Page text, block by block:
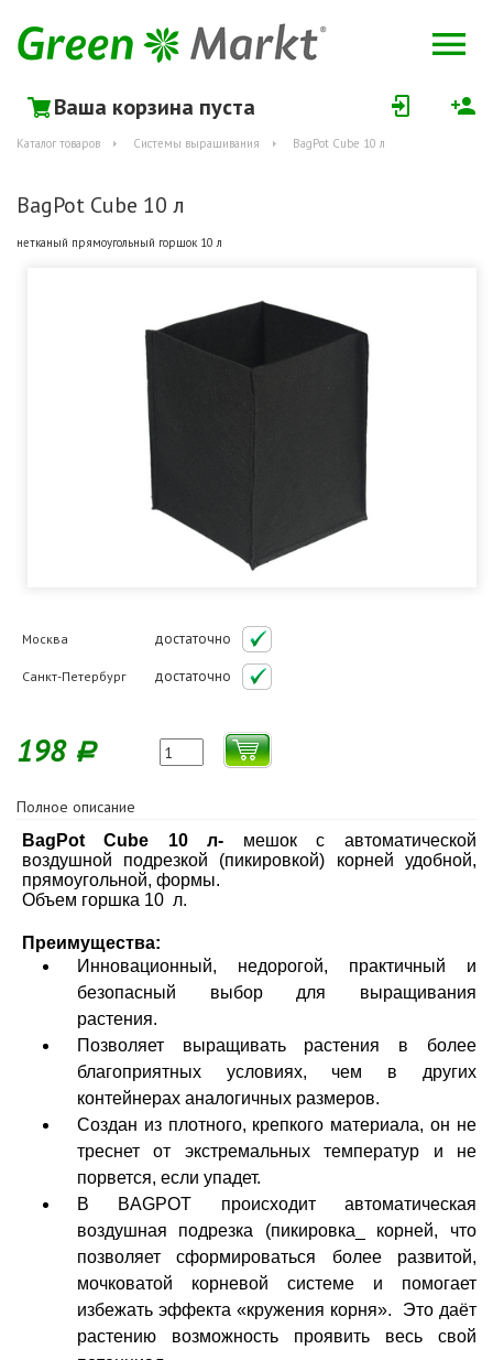
Ваша корзина пуста
Каталог товаров Системы выращивания BagPot Cube 10 л
BagPot Cube 10 л
нетканый прямоугольный горшок 10 л
Москва достаточно
Санкт-Петербург достаточно
198 Р
Полное описание
BagPot Cube 10 л- мешок с автоматической
воздушной подрезкой (пикировкой) корней удобной,
прямоугольной, формы.
Объем горшка 10 л.
Преимущества:
Инновационный, недорогой, практичный и
безопасный выбор для выращивания
растения.
Позволяет выращивать растения в более
благоприятных условиях, чем в других
контейнерах аналогичных размеров.
Создан из плотного, крепкого материала, он не
треснет от экстремальных температур и не
порвется, если упадет.
В BAGPOT происходит автоматическая
воздушная подрезка (пикировка_ корней, что
позволяет сформироваться более развитой,
мочковатой корневой системе и помогает
избежать эффекта «кружения корня». Это даёт
растению возможность проявить весь свой